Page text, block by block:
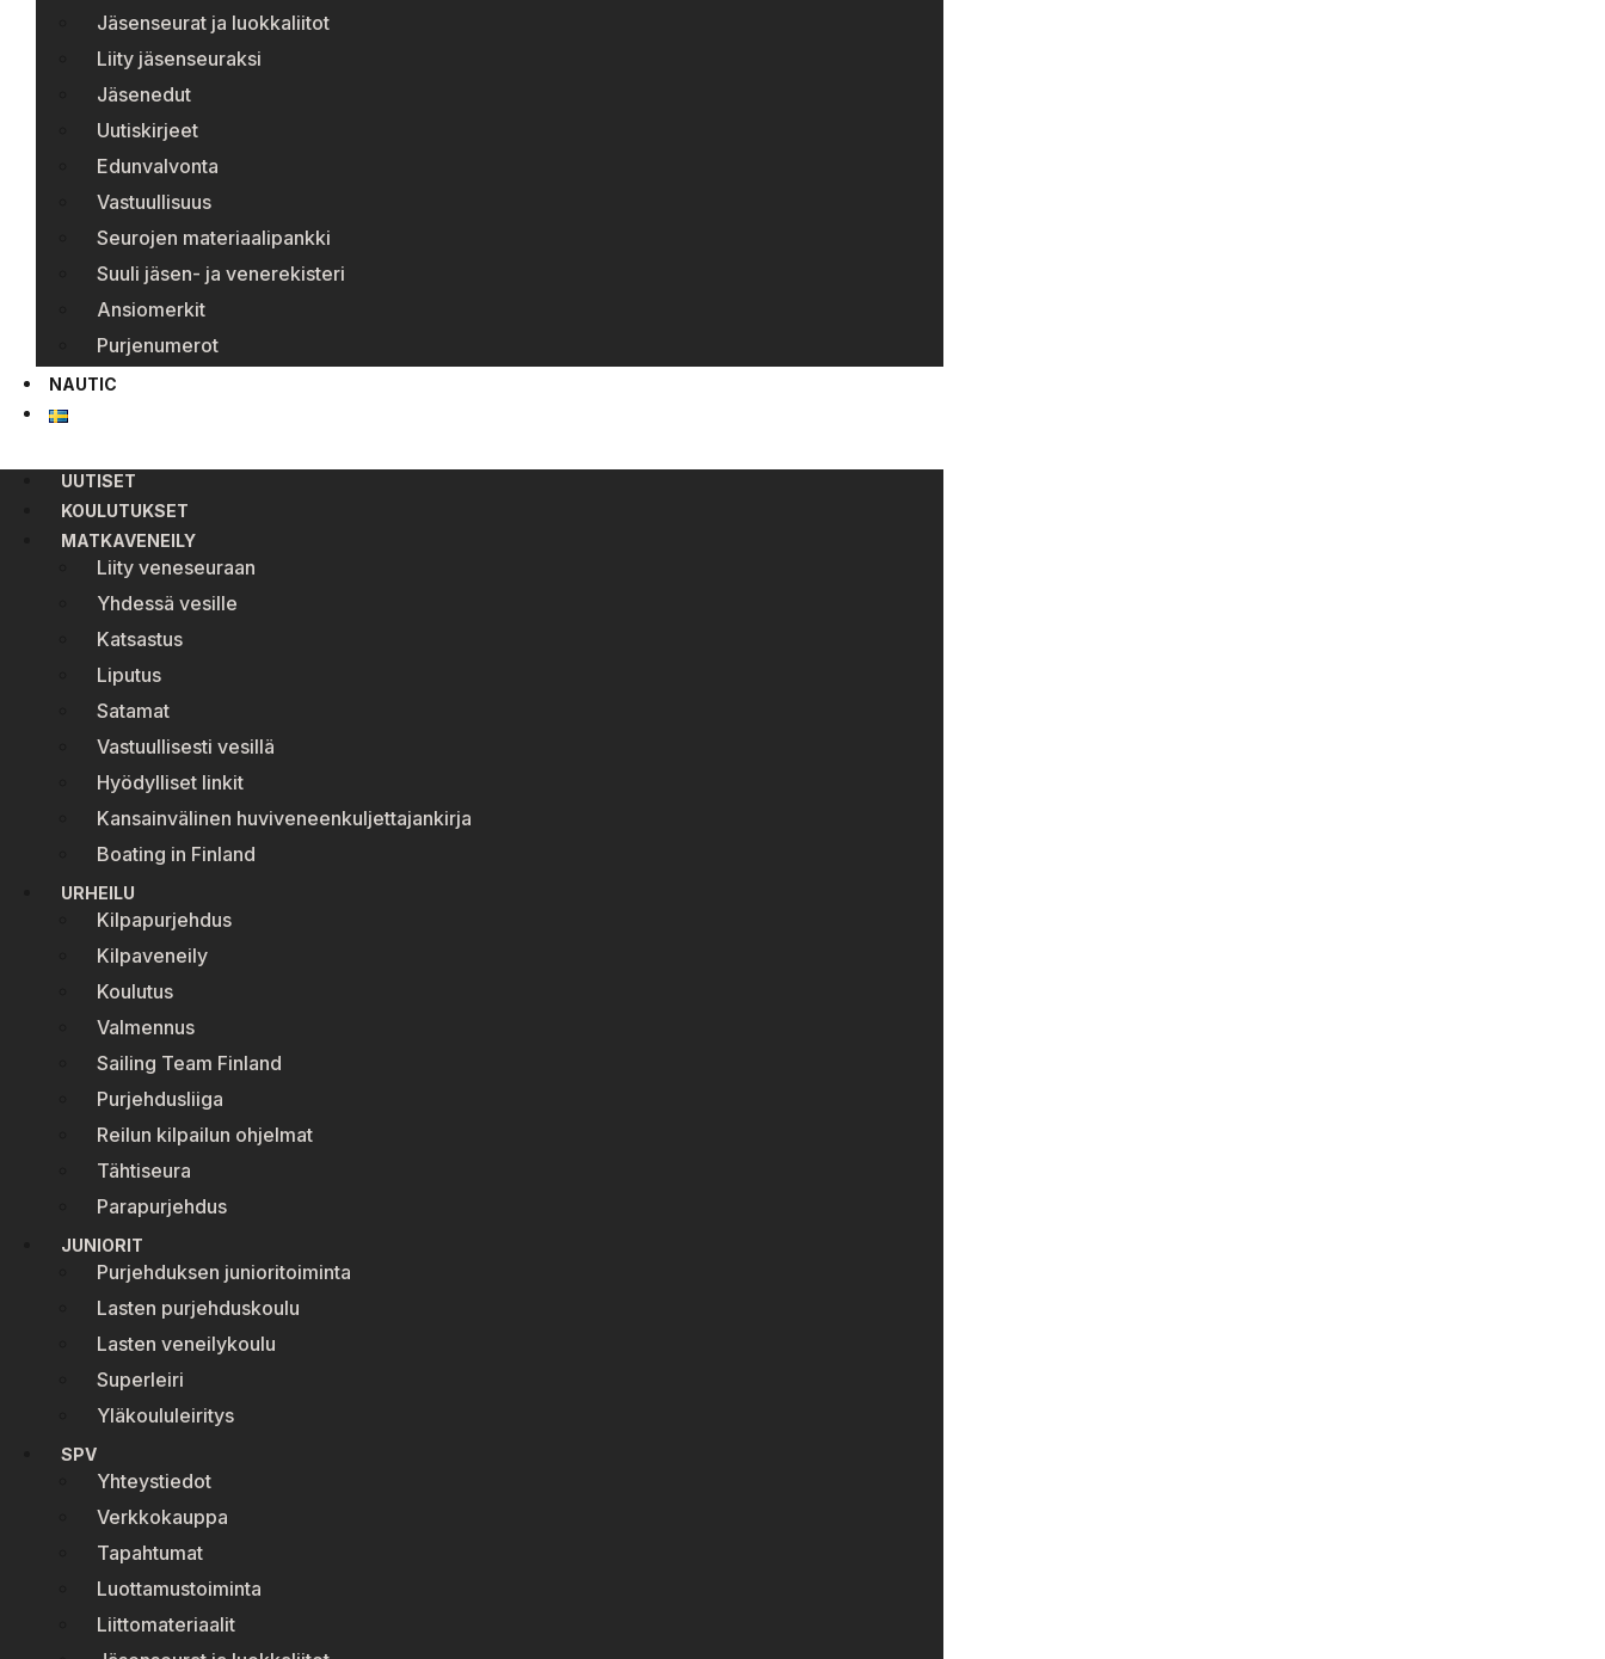
Jäsenseurat ja luokkaliitot
Liity jäsenseuraksi
Jäsenedut
Uutiskirjeet
Edunvalvonta
Vastuullisuus
Seurojen materiaalipankki
Suuli jäsen- ja venerekisteri
Ansiomerkit
Purjenumerot
NAUTIC
UUTISET
KOULUTUKSET
MATKAVENEILY
Liity veneseuraan
Yhdessä vesille
Katsastus
Liputus
Satamat
Vastuullisesti vesillä
Hyödylliset linkit
Kansainvälinen huviveneenkuljettajankirja
Boating in Finland
URHEILU
Kilpapurjehdus
Kilpaveneily
Koulutus
Valmennus
Sailing Team Finland
Purjehdusliiga
Reilun kilpailun ohjelmat
Tähtiseura
Parapurjehdus
JUNIORIT
Purjehduksen junioritoiminta
Lasten purjehduskoulu
Lasten veneilykoulu
Superleiri
Yläkoululeiritys
SPV
Yhteystiedot
Verkkokauppa
Tapahtumat
Luottamustoiminta
Liittomateriaalit